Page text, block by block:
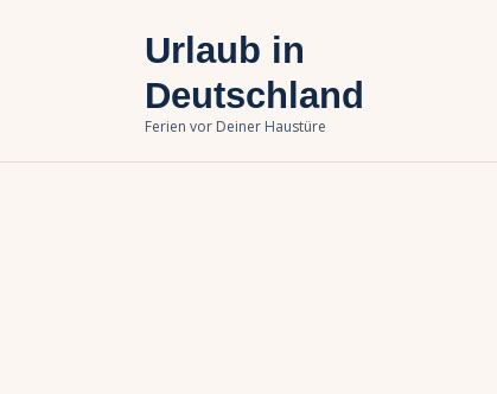
Urlaub in
Deutschland
Ferien vor Deiner Haustüre